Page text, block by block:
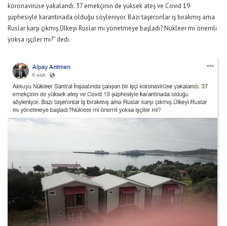
koronavirüse yakalandı. 37 emekçinin de yüksek ateş ve Covid 19
şüphesiyle karantinada olduğu söyleniyor. Bazı taşeronlar iş bırakmış ama
Ruslar karşı çıkmış.Ülkeyi Ruslar mı yönetmeye başladı? Nükleer mi önemli
yoksa işçiler mi?” dedi.